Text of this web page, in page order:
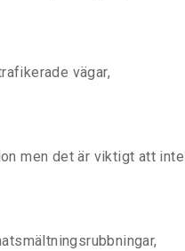
vägar,
men det är viktigt att inte